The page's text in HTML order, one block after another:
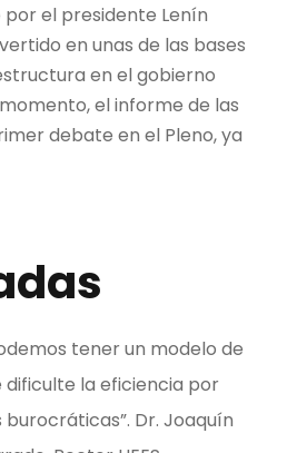
el presidente Lenín
en unas de las bases
en el gobierno
el informe de las
debate en el Pleno, ya
tener un modelo de
dificulte la eficiencia por
Dr. Joaquín